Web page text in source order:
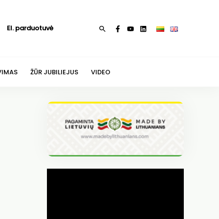
El. parduotuvė Paieška
ŽŪR JUBILIEJUS VIDEO